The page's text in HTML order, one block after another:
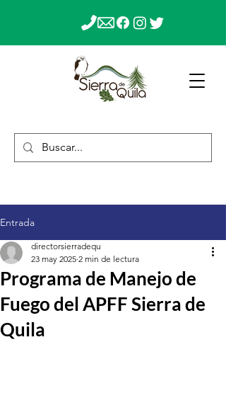
Entrada
Programa de Manejo de
Fuego del APFF Sierra de
Quila
directorsierradequ
23 may 2025 2 min de lectura